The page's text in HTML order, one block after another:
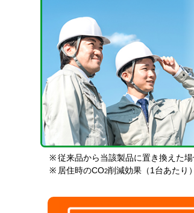
※ 従来品から当該製品に置き換えた
※ 居住時のCO2削減効果（1台あたり